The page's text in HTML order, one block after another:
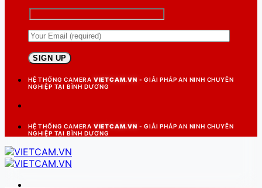
HỆ THỐNG CAMERA VIETCAM.VN - GIẢI PHÁP AN NINH CHUYÊN
NGHIỆP TẠI BÌNH DƯƠNG
HỆ THỐNG CAMERA VIETCAM.VN - GIẢI PHÁP AN NINH CHUYÊN
NGHIỆP TẠI BÌNH DƯƠNG